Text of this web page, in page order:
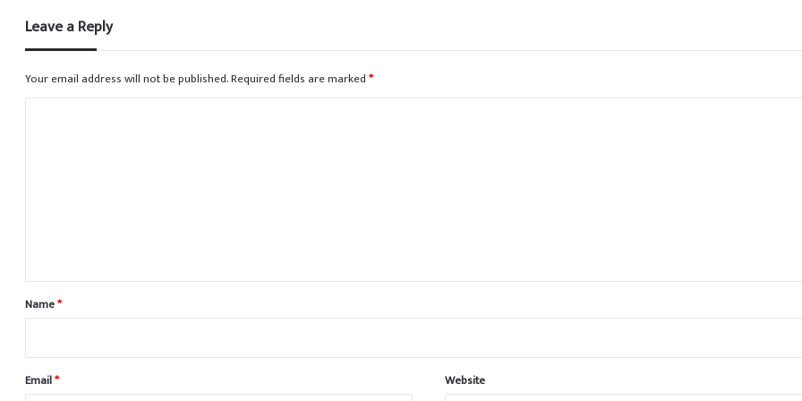
Leave a Reply
Your email address will not be published.Required fields are marked*
*
Name*
Email* Website